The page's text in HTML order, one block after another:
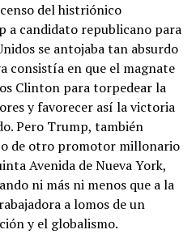
del histriónico
candidato republicano para
se antojaba tan absurdo
consistía en que el magnate
Clinton para torpedear la
y favorecer así la victoria
Pero Trump, también
de otro promotor millonario
Avenida de Nueva York,
ni más ni menos que a la
a lomos de un
y el globalismo.